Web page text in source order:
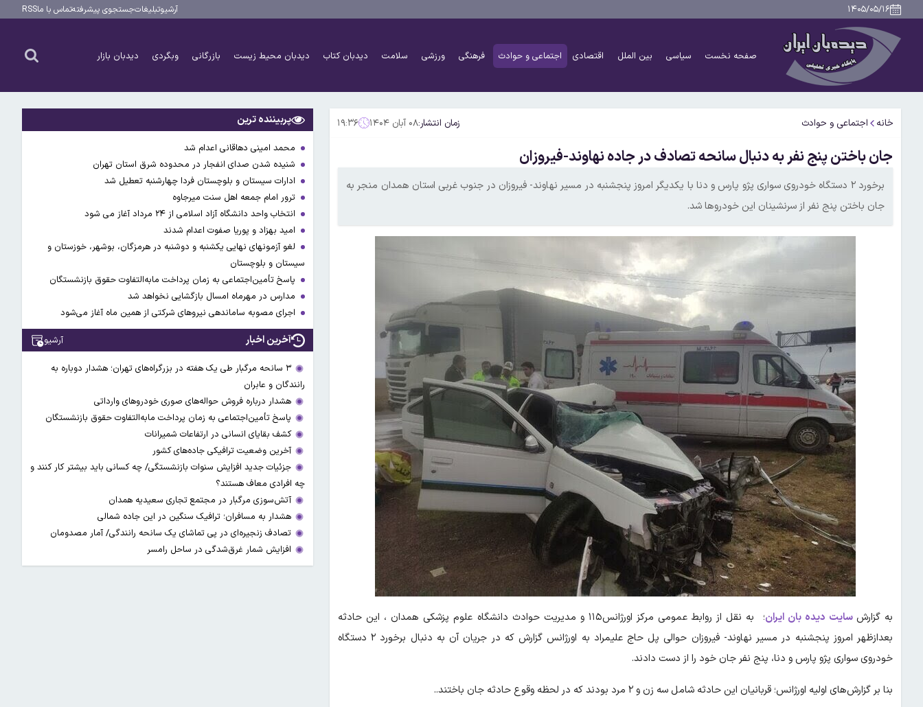
۱۴۰۵/۰۵/۱۶ آرشیوتبلیغاتجستجوی پیشرفتهتماس با ماRSS
صفحه نخست سیاسی بین الملل اقتصادی اجتماعی و حوادث فرهنگی ورزشی سلامت دیدبان کتاب دیدبان محیط زیست بازرگانی وبگردی دیدبان بازار
خانه اجتماعی و حوادث زمان انتشار:۰۸ آبان ۱۴۰۴ ۱۹:۳۶
جان باختن پنج نفر به دنبال سانحه تصادف در جاده نهاوند-فیروزان
برخورد ۲ دستگاه خودروی سواری پژو پارس و دنا با یکدیگر امروز پنجشنبه در مسیر نهاوند- فیروزان در جنوب غربی استان همدان منجر به
جان باختن پنج نفر از سرنشینان این خودروها شد.
به گزارش سایت دیده بان ایران
؛ به نقل از روابط عمومی مرکز اورژانس۱۱۵ و مدیریت حوادث دانشگاه علوم پزشکی همدان ، این حادثه
بعدازظهر امروز پنجشنبه در مسیر نهاوند- فیروزان حوالی پل حاج علیمراد به اورژانس گزارش که در جریان آن به دنبال برخورد ۲ دستگاه
خودروی سواری پژو پارس و دنا، پنج نفر جان خود را از دست دادند.
بنا بر گزارش‌های اولیه اورژانس؛ قربانیان این حادثه شامل سه زن و ۲ مرد بودند که در لحظه وقوع حادثه جان باختند..
پربیننده ترین
محمد امینی دهاقانی اعدام شد
شنیده شدن صدای انفجار در محدوده شرق استان تهران
ادارات سیستان و بلوچستان فردا چهارشنبه تعطیل شد
ترور امام جمعه اهل سنت میرجاوه
انتخاب واحد دانشگاه آزاد اسلامی از ۲۴ مرداد آغاز می شود
امید بهزاد و پوریا صفوت اعدام شدند
لغو آزمونهای نهایی یکشنبه و دوشنبه در هرمزگان، بوشهر، خوزستان و
سیستان و بلوچستان
پاسخ تأمین‌اجتماعی به زمان پرداخت مابه‌التفاوت حقوق بازنشستگان
مدارس در مهرماه امسال بازگشایی نخواهد شد
اجرای مصوبه ساماندهی نیرو‌های شرکتی از همین ماه آغاز می‌شود
آخرین اخبار آرشیو
۳ سانحه مرگبار طی یک هفته در بزرگراه‌های تهران؛ هشدار دوباره به
رانندگان و عابران
هشدار درباره فروش حواله‌های صوری خودروهای وارداتی
پاسخ تأمین‌اجتماعی به زمان پرداخت مابه‌التفاوت حقوق بازنشستگان
کشف بقایای انسانی در ارتفاعات شمیرانات
آخرین وضعیت ترافیکی جاده‌های کشور
جزئیات جدید افزایش سنوات بازنشستگی/ چه کسانی باید بیشتر کار کنند و
چه افرادی معاف هستند؟
آتش‌سوزی مرگبار در مجتمع تجاری سعیدیه همدان
هشدار به مسافران؛ ترافیک سنگین در این جاده شمالی
تصادف زنجیره‌ای در پی تماشای یک سانحه رانندگی/ آمار مصدومان
افزایش شمار غرق‌شدگی در ساحل رامسر